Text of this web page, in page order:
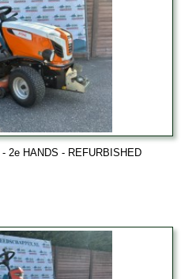
2e HANDS - REFURBISHED